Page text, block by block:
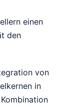
einen
den
von
in